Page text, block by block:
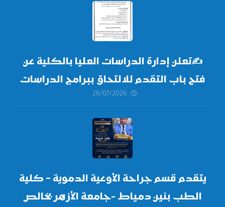
✍تعلن إدارة الدراسات العليا بالكلية عن
فتح باب التقدم للالتحاق ببرامج الدراسات
العليا لدورة
أكتوبر 2026،
26/07/2026
يتقدم قسم جراحة الأوعية الدموية – كلية
الطب بنين دمياط -جامعة الأزهر بخالص